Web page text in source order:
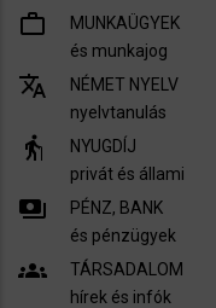
work_outline
MUNKAÜGYEK
és munkajog
translate
NÉMET NYELV
nyelvtanulás
elderly
NYUGDÍJ
privát és állami
payments
PÉNZ, BANK
és pénzügyek
groups
TÁRSADALOM
hírek és infók